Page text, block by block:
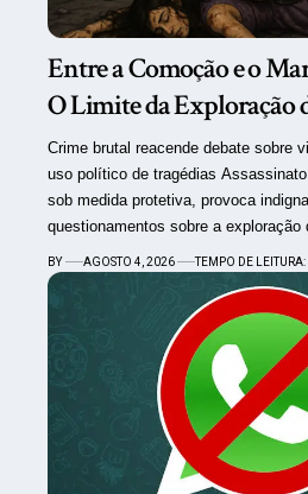
Entre a Comoção e o
O Limite da Exploração
Crime brutal reacende debate sobre
uso político de tragédias
sob medida protetiva, provoca
questionamentos sobre a exploração
BY AGOSTO 4, 2026 TEMPO DE